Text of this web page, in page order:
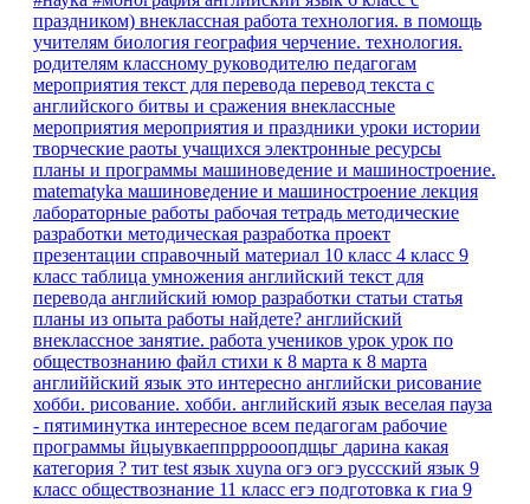
праздником) внеклассная работа технология. в помощь
учителям биология география черчение. технология.
родителям классному руководителю педагогам
мероприятия текст для перевода перевод текста с
английского битвы и сражения внеклассные
мероприятия мероприятия и праздники уроки истории
творческие раоты учащихся электронные ресурсы
планы и программы машиноведение и машиностроение.
matematyka машиноведение и машиностроение лекция
лабораторные работы рабочая тетрадь методические
разработки методическая разработка проект
презентации справочный материал 10 класс 4 класс 9
класс таблица умножения английский текст для
перевода английский юмор разработки статьи статья
планы из опыта работы найдете? английский
внеклассное занятие. работа учеников урок урок по
обществознанию файл стихи к 8 марта к 8 марта
английйский язык это интересно английски рисование
хобби. рисование. хобби. английский язык веселая пауза
- пятиминутка интересное всем педагогам рабочие
программы йцыувкаеппрррооопдщьг дарина какая
категория ? тит test язык xuyna огэ огэ руссский язык 9
класс обществознание 11 класс егэ подготовка к гиа 9